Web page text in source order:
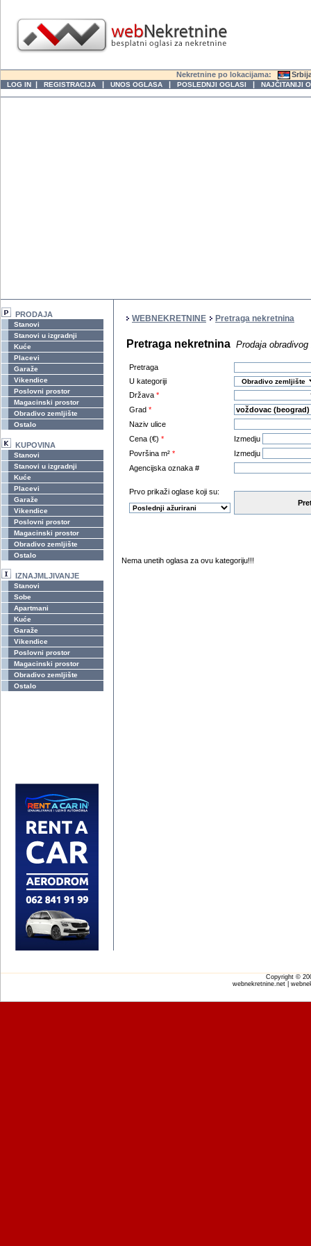
Nekretnine po lokacijama:
LOG IN | REGISTRACIJA | UNOS OGLASA | POSLEDNJI OGLASI | NAJČITANIJI
PRODAJA
Stanovi
Stanovi u izgradnji
Kuće
Placevi
Garaže
Vikendice
Poslovni prostor
Magacinski prostor
Obradivo zemljište
Ostalo
KUPOVINA
Stanovi
Stanovi u izgradnji
Kuće
Placevi
Garaže
Vikendice
Poslovni prostor
Magacinski prostor
Obradivo zemljište
Ostalo
IZNAJMLJIVANJE
Stanovi
Sobe
Apartmani
Kuće
Garaže
Vikendice
Poslovni prostor
Magacinski prostor
Obradivo zemljište
Ostalo
WEBNEKRETNINE Pretraga nekretnina
Pretraga nekretnina Prodaja
Pretraga
U kategoriji
Država *
Grad *
Naziv ulice
Cena (€) *
Izmedju
Površina m² *
Izmedju
Agencijska oznaka #
Prvo prikaži oglase koji su:
Nema unetih oglasa za ovu kategoriju!!!
Copyright ©
webnekretnine.net |